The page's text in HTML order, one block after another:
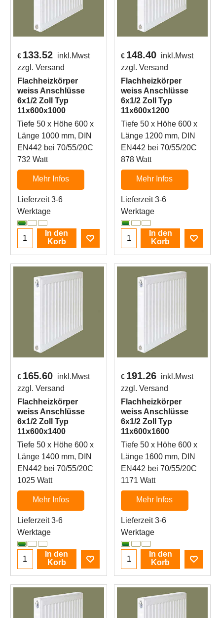
€ 133.52 inkl.Mwst
zzgl. Versand
Flachheizkörper
weiss Anschlüsse
6x1/2 Zoll Typ
11x600x1000
Tiefe 50 x Höhe 600 x
Länge 1000 mm, DIN
EN442 bei 70/55/20C
732 Watt
Mehr Infos
Lieferzeit 3-6
Werktage
In den
Korb
€ 148.40 inkl.Mwst
zzgl. Versand
Flachheizkörper
weiss Anschlüsse
6x1/2 Zoll Typ
11x600x1200
Tiefe 50 x Höhe 600 x
Länge 1200 mm, DIN
EN442 bei 70/55/20C
878 Watt
Mehr Infos
Lieferzeit 3-6
Werktage
In den
Korb
€ 165.60 inkl.Mwst
zzgl. Versand
Flachheizkörper
weiss Anschlüsse
6x1/2 Zoll Typ
11x600x1400
Tiefe 50 x Höhe 600 x
Länge 1400 mm, DIN
EN442 bei 70/55/20C
1025 Watt
Mehr Infos
Lieferzeit 3-6
Werktage
In den
Korb
€ 191.26 inkl.Mwst
zzgl. Versand
Flachheizkörper
weiss Anschlüsse
6x1/2 Zoll Typ
11x600x1600
Tiefe 50 x Höhe 600 x
Länge 1600 mm, DIN
EN442 bei 70/55/20C
1171 Watt
Mehr Infos
Lieferzeit 3-6
Werktage
In den
Korb